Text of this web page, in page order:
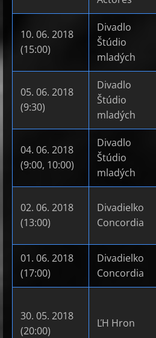
10. 06. 2018
(15:00)
Divadlo
Štúdio
mladých
05. 06. 2018
(9:30)
Divadlo
Štúdio
mladých
04. 06. 2018
(9:00, 10:00)
Divadlo
Štúdio
mladých
02. 06. 2018
(13:00)
Divadielko
Concordia
01. 06. 2018
(17:00)
Divadielko
Concordia
30. 05. 2018
(20:00)
ĽH Hron